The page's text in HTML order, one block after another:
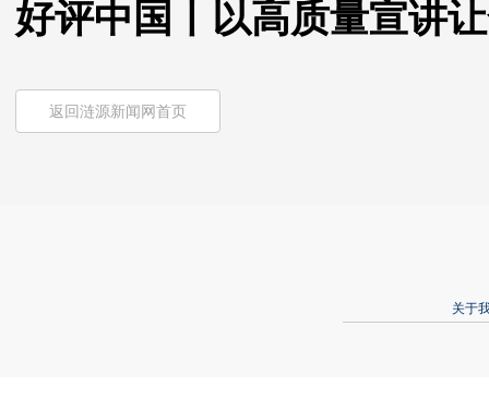
好评中国丨以高质量宣讲
返回涟源新闻网首页
关于